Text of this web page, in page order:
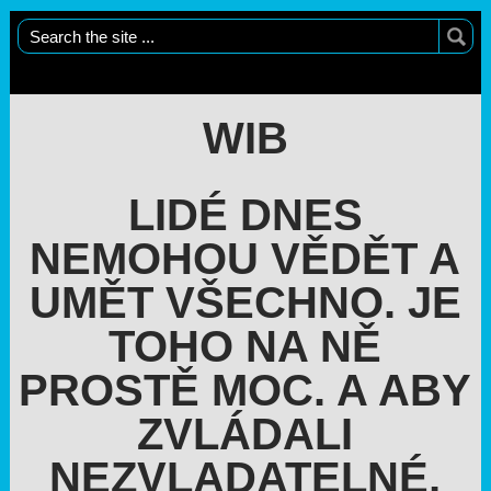
WIB
LIDÉ DNES
NEMOHOU VĚDĚT A
UMĚT VŠECHNO. JE
TOHO NA NĚ
PROSTĚ MOC. A ABY
ZVLÁDALI
NEZVLADATELNÉ,